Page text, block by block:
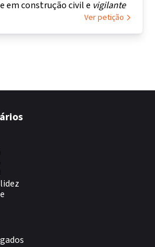
em construção civil e vigilante
Ver petição